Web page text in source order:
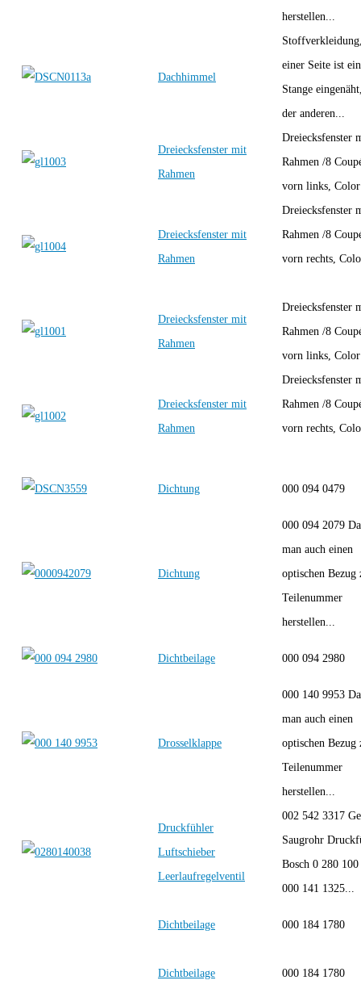
herstellen...
Dachhimmel
einer Seite ist
Stange
der anderen...
Dreiecksfenster mit
Rahmen
Dreiecksfenster
Rahmen /8
vorn links,
Dreiecksfenster mit
Rahmen
Dreiecksfenster
Rahmen /8
vorn rechts,
Dreiecksfenster mit
Rahmen
Dreiecksfenster
Rahmen /8
vorn links,
Dreiecksfenster mit
Rahmen
Dreiecksfenster
Rahmen /8
vorn rechts,
Dichtung 000 094 0479
Dichtung
000 094 2079
man auch einen
optischen Bezug
Teilenummer
herstellen...
Dichtbeilage 000 094 2980
Drosselklappe
000 140 9953
man auch einen
optischen Bezug
Teilenummer
herstellen...
Druckfühler
Luftschieber
Leerlaufregelventil
002 542 3317
Saugrohr
Bosch 0 280 100
000 141 1325...
Dichtbeilage 000 184 1780
Dichtbeilage 000 184 1780